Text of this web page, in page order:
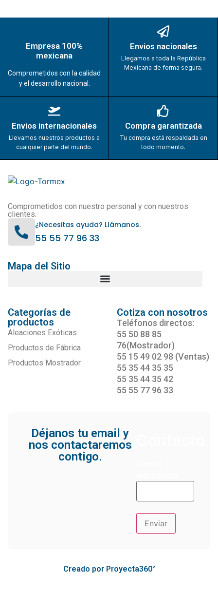
Empresa 100%
mexicana
Comprometidos con la calidad
y el desarrollo nacional.
Envios nacionales
Llegamos a toda la República
Mexicana de forma segura.
Envios internacionales
Llevamos nuestros productos a
cualquier parte del mundo.
Compra garantizada
Tu compra está respaldada en
todo momento.
Comprometidos con nuestro personal y con nuestros
clientes.
¿Necesitas ayuda? Llámanos.
55 55 77 96 33
Mapa del Sitio
Categorías de
productos
Aleaciones Exóticas
Productos de Fábrica
Productos Mostrador
Cotiza con nosotros
Teléfonos directos:
55 50 88 85
76(Mostrador)
55 15 49 02 98 (Ventas)
55 35 44 35 35
55 35 44 35 42
55 55 77 96 33
Déjanos tu email y
nos contactaremos
contigo.
Creado por Proyecta360°